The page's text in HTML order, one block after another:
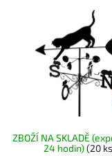
ZBOŽÍ NA SKLADĚ
24 hodin)(20